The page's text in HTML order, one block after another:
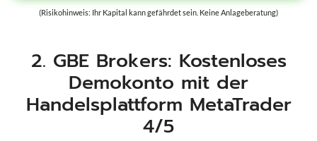
(Risikohinweis: Ihr Kapital kann gefährdet sein. Keine Anlageberatung)
2. GBE Brokers: Kostenloses
Demokonto mit der
Handelsplattform MetaTrader
4/5